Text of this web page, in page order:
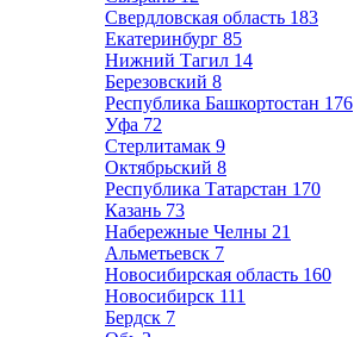
Свердловская область 183
Екатеринбург 85
Нижний Тагил 14
Березовский 8
Республика Башкортостан 176
Уфа 72
Стерлитамак 9
Октябрьский 8
Республика Татарстан 170
Казань 73
Набережные Челны 21
Альметьевск 7
Новосибирская область 160
Новосибирск 111
Бердск 7